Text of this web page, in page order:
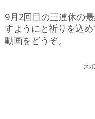
9月2回目の三連休の
すようにと祈りを込
動画をどうぞ。
ス